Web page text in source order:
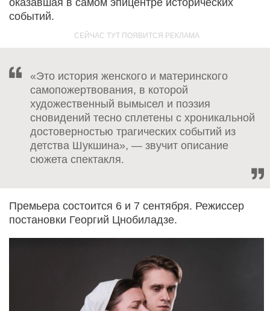
оказавшая в самом эпицентре исторических
событий.
«Это история женского и материнского
самопожертвования, в которой
художественный вымысел и поэзия
сновидений тесно сплетены с хроникальной
достоверностью трагических событий из
детства Шукшина», — звучит описание
сюжета спектакля.
Премьера состоится 6 и 7 сентября. Режиссер
постановки Георгий Цнобиладзе.